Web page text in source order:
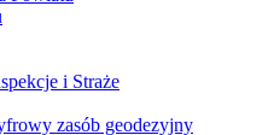
i Straże
zasób geodezyjny